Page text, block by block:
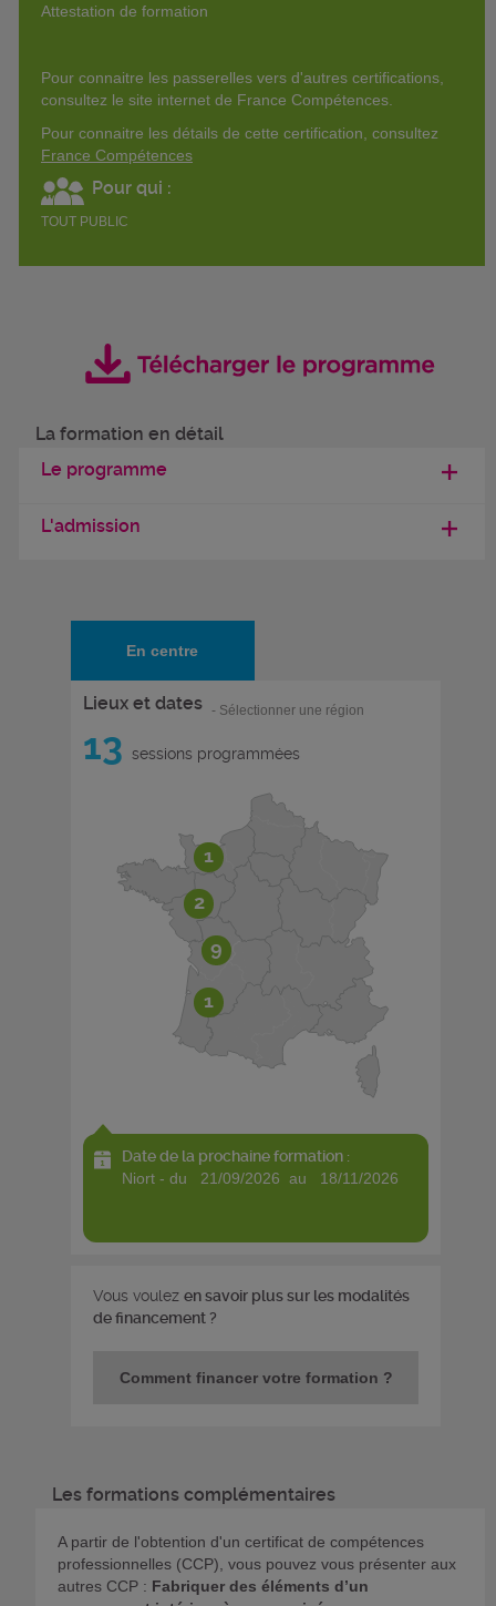
Attestation de formation
Pour connaitre les passerelles vers d'autres certifications,
consultez le site internet de France Compétences.
Pour connaitre les détails de cette certification, consultez
France Compétences
Pour qui :
TOUT PUBLIC
La formation en détail
Le programme
L'admission
En centre
Lieux et dates - Sélectionner une région
13 sessions programmées
1
1
2
9
Date de la prochaine formation :
niort - du 21/09/2026 au 18/11/2026
Vous voulez en savoir plus sur les modalités
de financement ?
Comment financer votre formation ?
Les formations complémentaires
A partir de l'obtention d'un certificat de compétences
professionnelles (CCP), vous pouvez vous présenter aux
autres CCP : Fabriquer des éléments d’un